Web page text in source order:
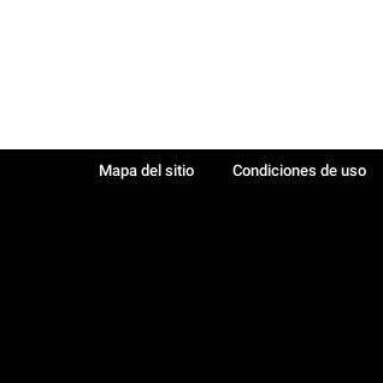
Mapa del sitio Condiciones de uso